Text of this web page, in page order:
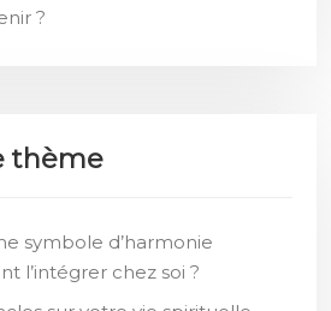
?
thème
symbole d’harmonie
l’intégrer chez soi ?